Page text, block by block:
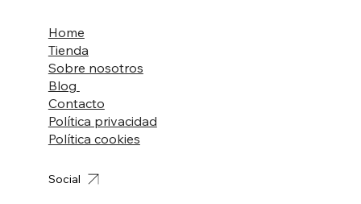
Home
Tienda
Sobre nosotros
Blog
Contacto
Política privacidad
Política cookies
Social